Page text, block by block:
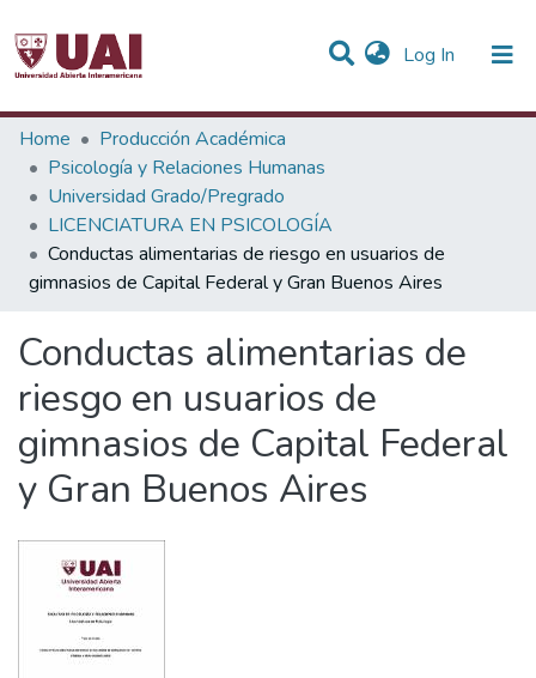
Log In (current)
Statistics
Communities & Collections
All of DSpace
Home
Producción Académica
Psicología y Relaciones Humanas
Universidad Grado/Pregrado
LICENCIATURA EN PSICOLOGÍA
Conductas alimentarias de riesgo en usuarios de
gimnasios de Capital Federal y Gran Buenos Aires
Conductas alimentarias de
riesgo en usuarios de
gimnasios de Capital Federal
y Gran Buenos Aires